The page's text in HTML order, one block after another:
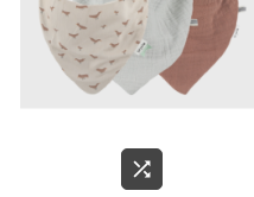
